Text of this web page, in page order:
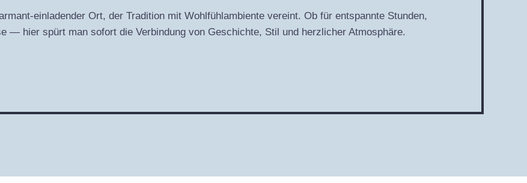
einladender Ort, der Tradition mit Wohlfühlambiente vereint. Ob für entspannte Stunden,
— hier spürt man sofort die Verbindung von Geschichte, Stil und herzlicher Atmosphäre.